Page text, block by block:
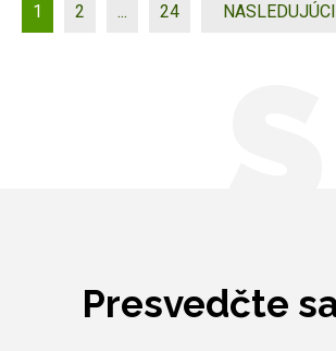
1 2 ... 24 NASLEDUJÚCI
Presvedčte